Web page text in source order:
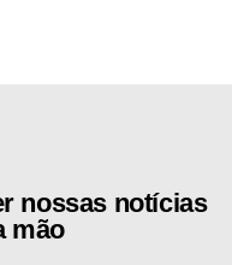
nossas notícias
mão